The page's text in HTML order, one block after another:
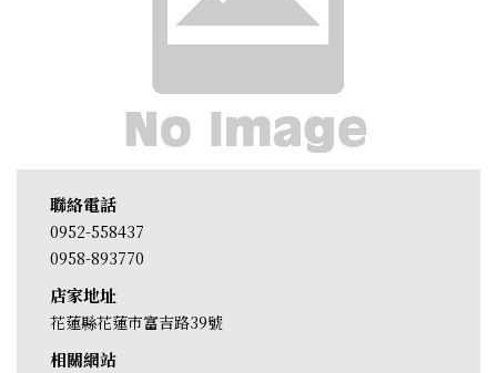
聯絡電話
0952-558437
0958-893770
店家地址
花蓮縣花蓮市富吉路39號
相關網站